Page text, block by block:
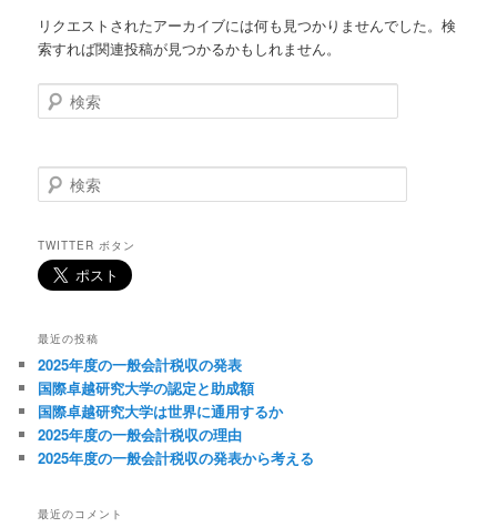
リクエストされたアーカイブには何も見つかりませんでした。検
索すれば関連投稿が見つかるかもしれません。
検
索
検
索
TWITTER ボタン
最近の投稿
2025年度の一般会計税収の発表
国際卓越研究大学の認定と助成額
国際卓越研究大学は世界に通用するか
2025年度の一般会計税収の理由
2025年度の一般会計税収の発表から考える
最近のコメント